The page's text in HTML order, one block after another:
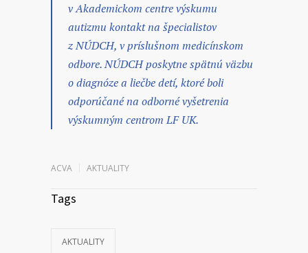
v Akademickom centre výskumu
autizmu kontakt na špecialistov
z NÚDCH, v príslušnom medicínskom
odbore. NÚDCH poskytne spätnú väzbu
o diagnóze a liečbe detí, ktoré boli
odporúčané na odborné vyšetrenia
výskumným centrom LF UK.
ACVA AKTUALITY
Tags
AKTUALITY